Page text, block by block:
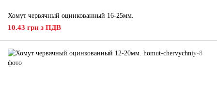
Хомут червячный оцинкованный 16-25мм.
10.43 грн з ПДВ